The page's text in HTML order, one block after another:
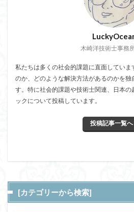
木崎洋技術士事務
私たちは多くの社会的課題に直面してい
のか、どのような解決方法があるのかを独
す。特に社会的課題や技術士関連、日本
ックについて投稿しています。
投稿記事一覧へ
[カテゴリーから検索]